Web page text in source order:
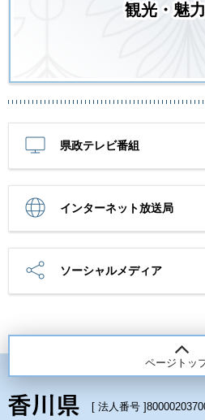
観光・魅
県政テレビ番組
インターネット放送局
ソーシャルメディア
ページトッ
[ 法人番号 ]